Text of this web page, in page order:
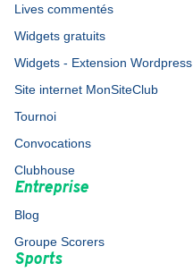
Lives commentés
Widgets gratuits
Widgets - Extension Wordpress
Site internet MonSiteClub
Tournoi
Convocations
Clubhouse
Entreprise
Blog
Groupe Scorers
Sports